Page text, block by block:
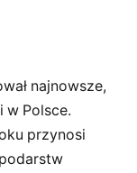
najnowsze,
w Polsce.
przynosi